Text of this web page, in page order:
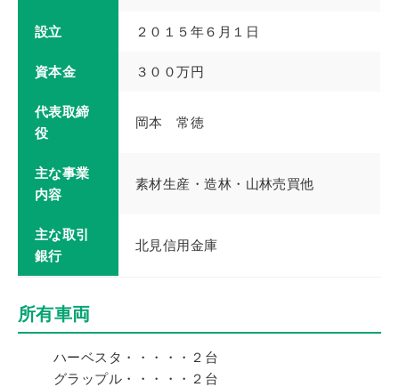
設立 ２０１５年６月１日
資本金 ３００万円
代表取締
役
岡本 常徳
主な事業
内容
素材生産・造林・山林売買他
主な取引
銀行
北見信用金庫
所有車両
ハーベスタ・・・・・２台
グラップル・・・・・２台